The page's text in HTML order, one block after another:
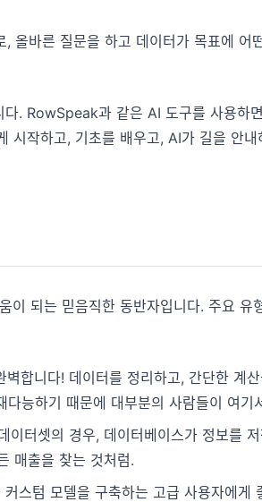
올바른 질문을 하고 데이터가 목표에 어
. RowSpeak과 같은 AI 도구를 사용하
시작하고, 기초를 배우고, AI가 길을 안내
되는 믿음직한 동반자입니다. 주요 유
벽합니다! 데이터를 정리하고, 간단한 계
능하기 때문에 대부분의 사람들이 여기
이터셋의 경우, 데이터베이스가 정보를
매출을 찾는 것처럼.
스텀 모델을 구축하는 고급 사용자에게